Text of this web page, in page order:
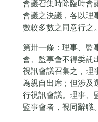
會議召集時除臨時會
會議之決議，各以理
數較多數之同意行之。
第卅一條：理事、監
會、監事會不得委託
視訊會議召集之，理
為親自出席；但涉及
行視訊會議。理事、
監事會者，視同辭職。